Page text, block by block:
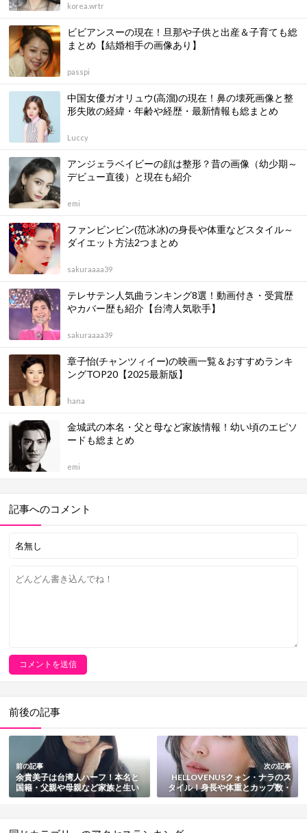
korea.wrtr
ビビアンスーの現在！旦那や子供と出産＆子育ても総
まとめ【結婚相手の画像あり】
passpi
中国女優ガオリュウ(高溜)の現在！鼻の壊死画像と整
形失敗の経緯・年齢や経歴・最新情報も総まとめ
Luccy
アンジェラベイビーの顔は整形？昔の画像（幼少期～
デビュー直後）と現在も紹介
emi
ファンビンビン(范冰冰)の身長や体重などスタイル～
ダイエット方法2つまとめ
sakuraaaa39
テレサテン人気曲ランキング8選！動画付き・受賞歴
やカバー歴も紹介【台湾人気歌手】
sakuraaaa39
章子怡(チャンツィイー)の映画一覧＆おすすめランキ
ングTOP20【2025最新版】
hana
金城武の本名・父と母など家族情報！幼い頃のエピソ
ードも総まとめ
emi
記事へのコメント
前後の記事
前の記事
余貴美子は台湾人ハーフ！本名と
国籍・父親や母親など家族と生い
立ちまとめ
次の記事
HELLOVENUSクォン・ナラのス
タイル！身長や体重とカップ数・
ダイエット方法・パーフェクトボ